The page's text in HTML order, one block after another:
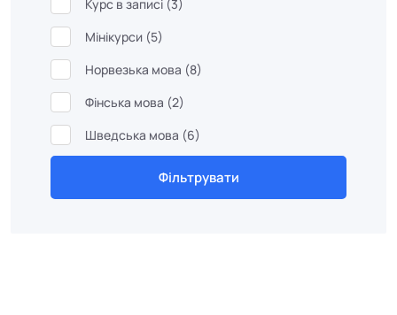
Курс в записі (3)
Мінікурси (5)
Норвезька мова (8)
Фінська мова (2)
Шведська мова (6)
Фільтрувати